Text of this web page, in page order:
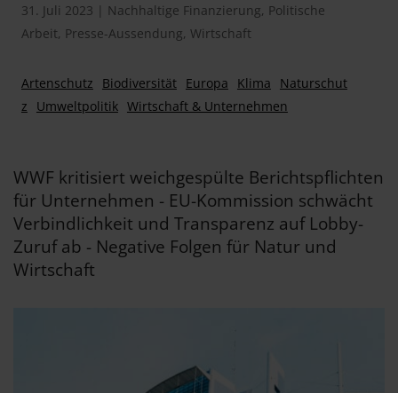
31. Juli 2023 | Nachhaltige Finanzierung, Politische
Arbeit, Presse-Aussendung, Wirtschaft
Artenschutz Biodiversität Europa Klima
Naturschut
z
Umweltpolitik Wirtschaft & Unternehmen
WWF kritisiert weichgespülte Berichtspflichten
für Unternehmen - EU-Kommission schwächt
Verbindlichkeit und Transparenz auf Lobby-
Zuruf ab - Negative Folgen für Natur und
Wirtschaft